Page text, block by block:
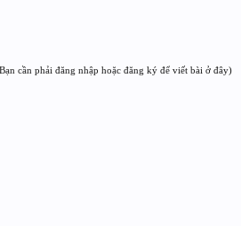
cần phải đăng nhập hoặc đăng ký để viết bài ở đây)